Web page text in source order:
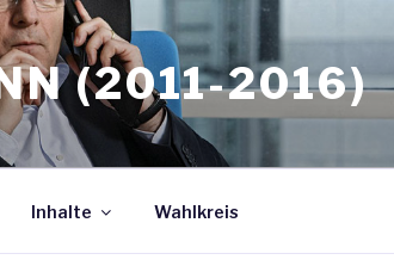
(2011-2016)
Inhalte Wahlkreis